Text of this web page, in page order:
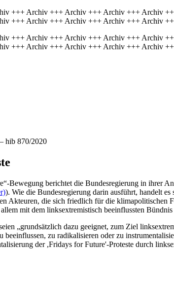
+++ Archiv +++ Archiv +++ Archiv +++ Archiv
+++ Archiv +++ Archiv +++ Archiv +++ Archiv
+++ Archiv +++ Archiv +++ Archiv +++ Archiv
+++ Archiv +++ Archiv +++ Archiv +++ Archiv
hib 870/2020
Bewegung berichtet die Bundesregierung in ihrer
). Wie die Bundesregierung darin ausführt, handelt
Akteuren, die sich friedlich für die
mit dem linksextremistisch beeinflussten
„grundsätzlich dazu geeignet, zum Ziel
beeinflussen, zu radikalisieren oder zu
der ,Fridays for Future'-Proteste durch